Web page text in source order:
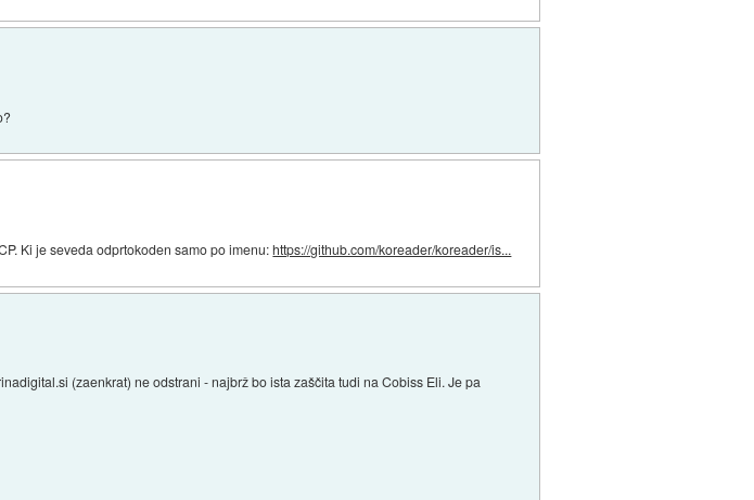
Ki je seveda odprtokoden samo po imenu:https://github.com/koreader/koreader/is...
(zaenkrat) ne odstrani - najbrž bo ista zaščita tudi na Cobiss Eli. Je pa